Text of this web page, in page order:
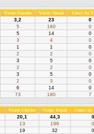
Visite Uniche Visite Totali
Unici In
3,2 23
0
5 180
0
5 14
0
3 4
0
1 1
0
2 2
0
3 5
0
2 2
0
3 5
0
2 3
0
6 14
0
73 180 7
Visite Uniche Visite Totali
Unici In
20,1 44,3
0
13 198
0
19 32
0